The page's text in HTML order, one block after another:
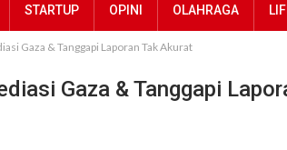
STARTUP OPINI OLAHRAGA
Gaza & Tanggapi Laporan Tak Akurat
Gaza & Tanggapi